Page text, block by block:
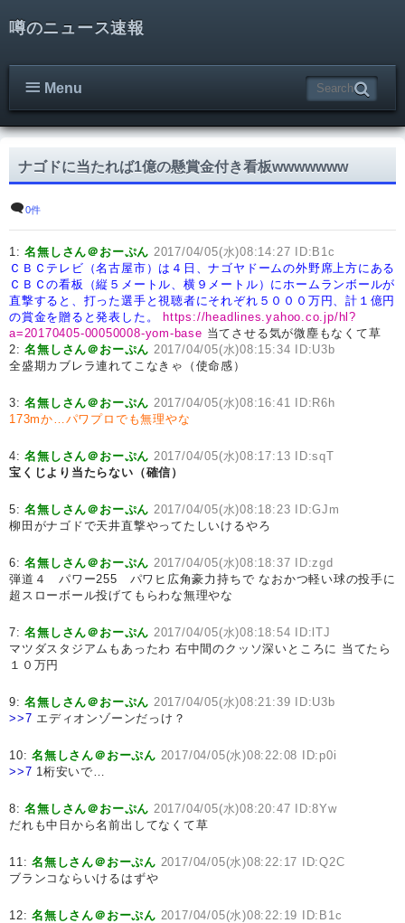
噂のニュース速報
Menu
ナゴドに当たれば1億の懸賞金付き看板wwwwwww
0件
1:名無しさん＠おーぷん 2017/04/05(水)08:14:27 ID:B1c
ＣＢＣテレビ（名古屋市）は４日、ナゴヤドームの外野席上方にある
ＣＢＣの看板（縦５メートル、横９メートル）にホームランボールが
直撃すると、打った選手と視聴者にそれぞれ５０００万円、計１億円
の賞金を贈ると発表した。
https://headlines.yahoo.co.jp/hl?
a=20170405-00050008-yom-base 当てさせる気が微塵もなくて草
2:名無しさん＠おーぷん 2017/04/05(水)08:15:34 ID:U3b
全盛期カブレラ連れてこなきゃ（使命感）
3:名無しさん＠おーぷん 2017/04/05(水)08:16:41 ID:R6h
173mか…パワプロでも無理やな
4:名無しさん＠おーぷん 2017/04/05(水)08:17:13 ID:sqT
宝くじより当たらない（確信）
5:名無しさん＠おーぷん 2017/04/05(水)08:18:23 ID:GJm
柳田がナゴドで天井直撃やってたしいけるやろ
6:名無しさん＠おーぷん 2017/04/05(水)08:18:37 ID:zgd
弾道４ パワー255 パワヒ広角豪力持ちで なおかつ軽い球の投手に
超スローボール投げてもらわな無理やな
7:名無しさん＠おーぷん 2017/04/05(水)08:18:54 ID:lTJ
マツダスタジアムもあったわ 右中間のクッソ深いところに 当てたら
１０万円
9:名無しさん＠おーぷん 2017/04/05(水)08:21:39 ID:U3b
>>7 エディオンゾーンだっけ？
10:名無しさん＠おーぷん 2017/04/05(水)08:22:08 ID:p0i
>>7 1桁安いで…
8:名無しさん＠おーぷん 2017/04/05(水)08:20:47 ID:8Yw
だれも中日から名前出してなくて草
11:名無しさん＠おーぷん 2017/04/05(水)08:22:17 ID:Q2C
ブランコならいけるはずや
12:名無しさん＠おーぷん 2017/04/05(水)08:22:19 ID:B1c